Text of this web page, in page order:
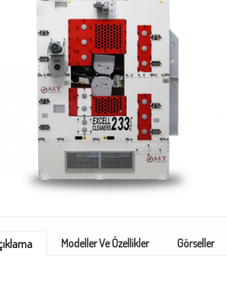
Modeller Ve Özellikler Görseller